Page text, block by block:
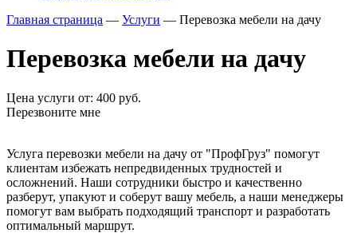
Главная страница — Услуги — Перевозка мебели на дачу
Перевозка мебели на дачу
Цена услуги от: 400 руб.
Перезвоните мне
Услуга перевозки мебели на дачу от "ПрофГруз" помогут
клиентам избежать непредвиденных трудностей и
осложнений. Наши сотрудники быстро и качественно
разберут, упакуют и соберут вашу мебель, а наши менеджеры
помогут вам выбрать подходящий транспорт и разработать
оптимальный маршрут.